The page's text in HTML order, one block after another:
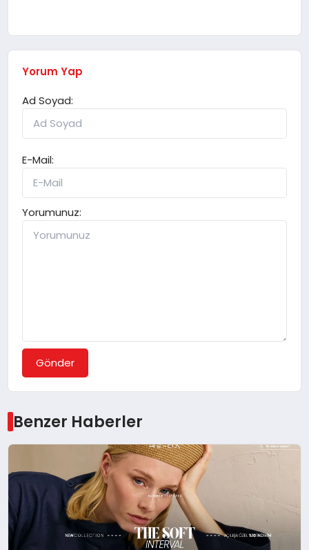
Yorum Yap
Ad Soyad:
E-Mail:
Yorumunuz:
Gönder
Benzer Haberler